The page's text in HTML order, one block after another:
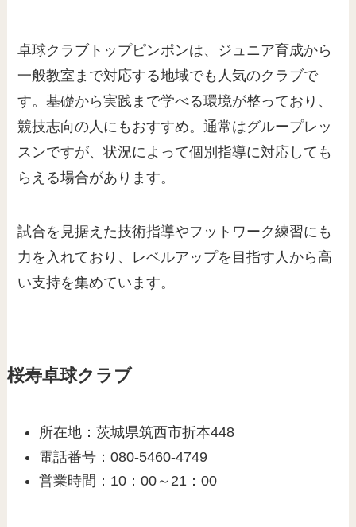
卓球クラブトップピンポンは、ジュニア育成から
一般教室まで対応する地域でも人気のクラブで
す。基礎から実践まで学べる環境が整っており、
競技志向の人にもおすすめ。通常はグループレッ
スンですが、状況によって個別指導に対応しても
らえる場合があります。
試合を見据えた技術指導やフットワーク練習にも
力を入れており、レベルアップを目指す人から高
い支持を集めています。
桜寿卓球クラブ
所在地：茨城県筑西市折本448
電話番号：080-5460-4749
営業時間：10：00～21：00